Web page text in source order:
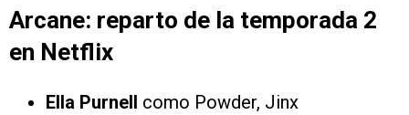
Arcane: reparto de la temporada 2
en Netflix
Ella Purnell como Powder, Jinx